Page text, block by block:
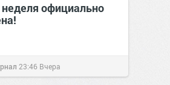
официально
23:46 Вчера